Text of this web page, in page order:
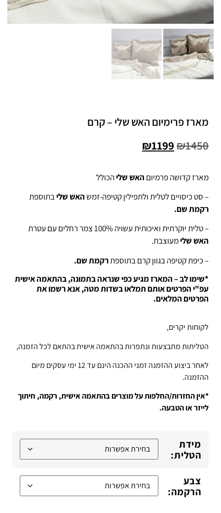
מארז פרימיום האש שלי – קרם
₪1450
₪1199
מארז קדושה פרמיום האש שליהכולל
– סט כיסויים לטלית ולתפילין קטיפה-זמש האש שליבתוספת
רקמת שם.
– טלית יוקרתית ואיכותית עשויה 100% צמר רחלים עם עטרת
האש שלימעוצבת.
– כיפת קטיפה בגוון קרם בתוספתרקמת שם.
*שימו לב – המארז מגיע כפי שנראה בתמונה, בהתאמה אישית
עפ"י הפרטים אותם תמלאובשדות מטה, אנא רשמו את
הפרטים המלאים.
לקוחות יקרים,
הטליתות מתבצעות ונתפרות בהתאמה אישית בהתאם לכל הזמנה,
לאחר ביצוע ההזמנה זמני ההכנה הינם עד 12 ימי עסקים מיום
ההזמנה.
*אין החזרות/החלפות על מוצרים בהתאמה אישית, רקמה, חיתוך
לייזר או הטבעה.
מידת
הטלית:
צבע
הרקמה: